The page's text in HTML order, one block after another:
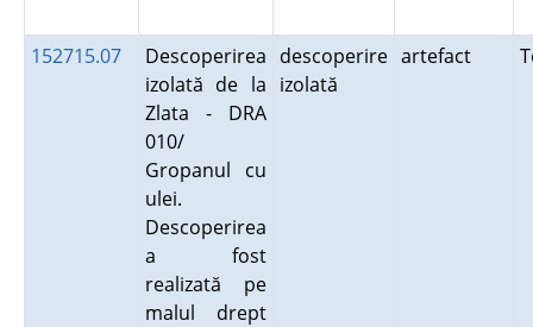
152715.07
Descoperirea
izolată de la
Zlata - DRA
010/
Gropanul cu
ulei.
Descoperirea
a fost
realizată pe
malul drept
descoperire
izolată
artefact